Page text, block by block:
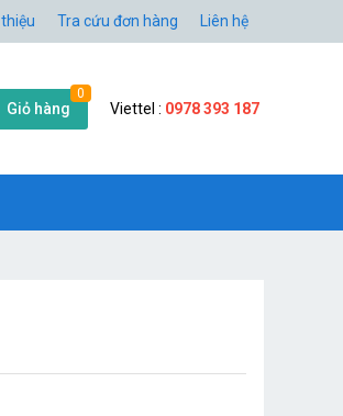
Tra cứu đơn hàng Liên hệ
Giỏ hàng
0
Viettel : 0978 393 187